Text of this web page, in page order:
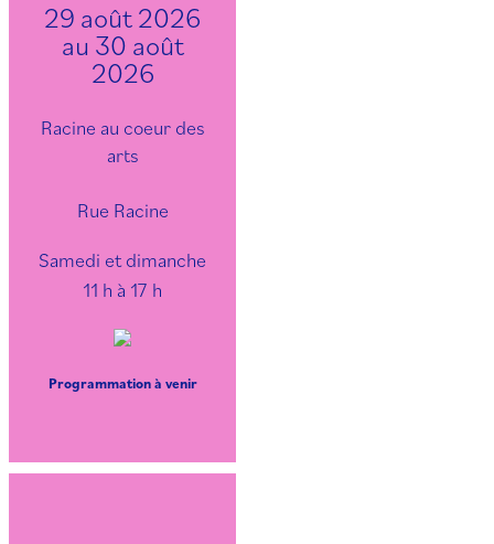
29 août 2026
au 30 août
2026
Racine au coeur des
arts
Rue Racine
Samedi et dimanche
11 h à 17 h
Programmation à venir